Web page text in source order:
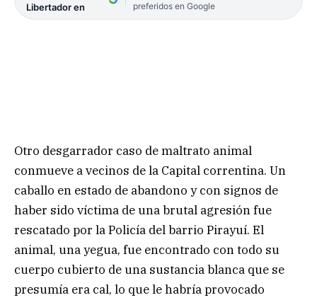
Libertador en
preferidos en Google
Otro desgarrador caso de maltrato animal
conmueve a vecinos de la Capital correntina. Un
caballo en estado de abandono y con signos de
haber sido víctima de una brutal agresión fue
rescatado por la Policía del barrio Pirayuí. El
animal, una yegua, fue encontrado con todo su
cuerpo cubierto de una sustancia blanca que se
presumía era cal, lo que le habría provocado